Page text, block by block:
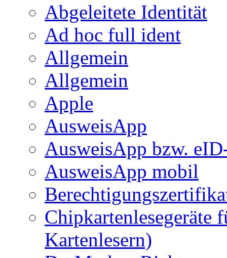
Abgeleitete Identität
Ad hoc full ident
Allgemein
Allgemein
Apple
AusweisApp
AusweisApp bzw.
AusweisApp mobil
Chipkartenlesegeräte
Kartenlesern)